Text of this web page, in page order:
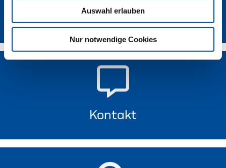
Auswahl erlauben
Nur notwendige Cookies
Newsletter
Kontakt